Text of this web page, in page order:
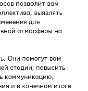
позволит вам
выявлять
для
атмосферы на
Они помогут вам
стадии, повысить
коммуникацию,
и в конечном итоге